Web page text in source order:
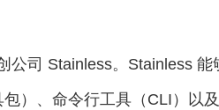
公司 Stainless。Stainless
）、命令行工具（CLI）以